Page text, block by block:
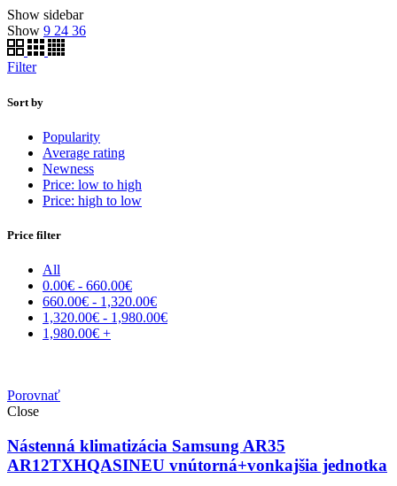
Show sidebar
Show 9 24 36
Filter
Sort by
Popularity
Average rating
Newness
Price: low to high
Price: high to low
Price filter
All
0.00€ - 660.00€
660.00€ - 1,320.00€
1,320.00€ - 1,980.00€
1,980.00€ +
Porovnať
Close
Nástenná klimatizácia Samsung AR35
AR12TXHQASINEU vnútorná+vonkajšia jednotka